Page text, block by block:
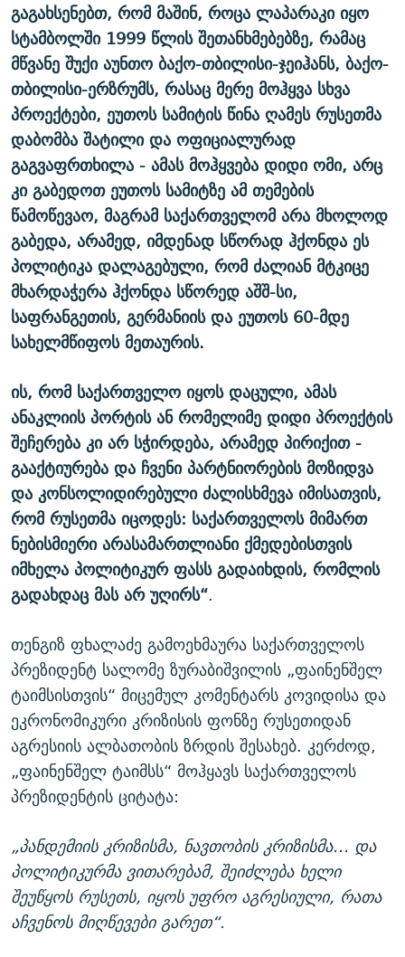
გაგახსენებთ, რომ მაშინ, როცა ლაპარაკი იყო
სტამბოლში 1999 წლის შეთანხმებებზე, რამაც
მწვანე შუქი აუნთო ბაქო-თბილისი-ჯეიჰანს, ბაქო-
თბილისი-ერზრუმს, რასაც მერე მოჰყვა სხვა
პროექტები, ეუთოს სამიტის წინა ღამეს რუსეთმა
დაბომბა შატილი და ოფიციალურად
გაგვაფრთხილა - ამას მოჰყვება დიდი ომი, არც
კი გაბედოთ ეუთოს სამიტზე ამ თემების
წამოწევაო, მაგრამ საქართველომ არა მხოლოდ
გაბედა, არამედ, იმდენად სწორად ჰქონდა ეს
პოლიტიკა დალაგებული, რომ ძალიან მტკიცე
მხარდაჭერა ჰქონდა სწორედ აშშ-სი,
საფრანგეთის, გერმანიის და ეუთოს 60-მდე
სახელმწიფოს მეთაურის.
ის, რომ საქართველო იყოს დაცული, ამას
ანაკლიის პორტის ან რომელიმე დიდი პროექტის
შეჩერება კი არ სჭირდება, არამედ პირიქით -
გააქტიურება და ჩვენი პარტნიორების მოზიდვა
და კონსოლიდირებული ძალისხმევა იმისათვის,
რომ რუსეთმა იცოდეს: საქართველოს მიმართ
ნებისმიერი არასამართლიანი ქმედებისთვის
იმხელა პოლიტიკურ ფასს გადაიხდის, რომლის
გადახდაც მას არ უღირს“.
თენგიზ ფხალაძე გამოეხმაურა საქართველოს
პრეზიდენტ სალომე ზურაბიშვილის „ფაინენშელ
ტაიმსისთვის“ მიცემულ კომენტარს კოვიდისა და
ეკრონომიკური კრიზისის ფონზე რუსეთიდან
აგრესიის ალბათობის ზრდის შესახებ. კერძოდ,
„ფაინენშელ ტაიმსს“ მოჰყავს საქართველოს
პრეზიდენტის ციტატა:
„პანდემიის კრიზისმა, ნავთობის კრიზისმა... და
პოლიტიკურმა ვითარებამ, შეიძლება ხელი
შეუწყოს რუსეთს, იყოს უფრო აგრესიული, რათა
აჩვენოს მიღწევები გარეთ“.